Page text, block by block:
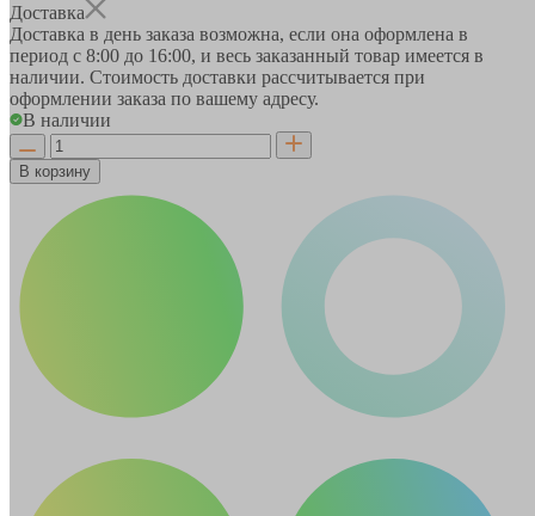
Доставка
Доставка в день заказа возможна, если она оформлена в
период с 8:00 до 16:00, и весь заказанный товар имеется в
наличии. Стоимость доставки рассчитывается при
оформлении заказа по вашему адресу.
В наличии
В корзину